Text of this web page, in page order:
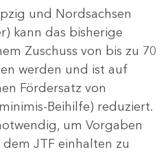
und Nordsachsen
kann das bisherige
Zuschuss von bis zu 70
werden und ist auf
Fördersatz von
Beihilfe) reduziert.
um Vorgaben
JTF einhalten zu